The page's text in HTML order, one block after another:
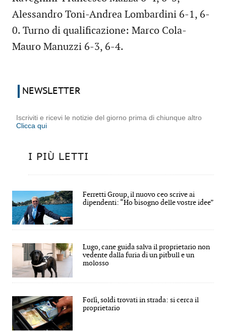
Alessandro Toni-Andrea Lombardini 6-1, 6-
0. Turno di qualificazione: Marco Cola-
Mauro Manuzzi 6-3, 6-4.
NEWSLETTER
Iscriviti e ricevi le notizie del giorno prima di chiunque altro
Clicca qui
I PIÙ LETTI
Ferretti Group, il nuovo ceo scrive ai
dipendenti: “Ho bisogno delle vostre idee”
Lugo, cane guida salva il proprietario non
vedente dalla furia di un pitbull e un
molosso
Forlì, soldi trovati in strada: si cerca il
proprietario